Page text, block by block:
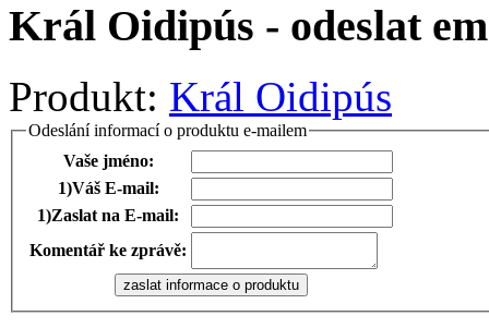
Král Oidipús - odeslat
Produkt: Král Oidipús
Odeslání informací o produktu e-mailem
Vaše jméno:
1)Váš E-mail:
1)Zaslat na E-mail:
Komentář ke zprávě: